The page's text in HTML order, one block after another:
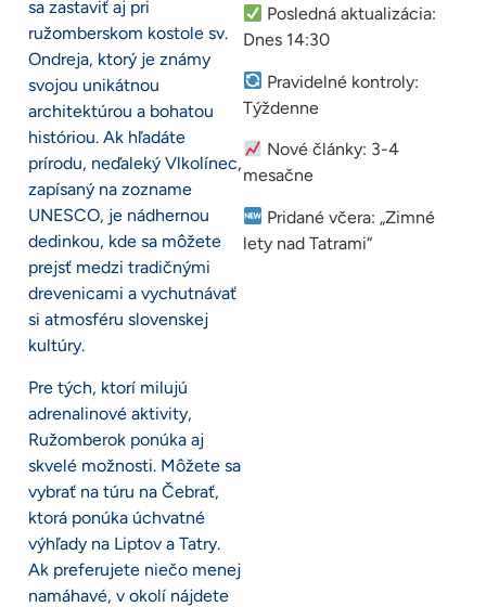
sa zastaviť aj pri
ružomberskom kostole sv.
Ondreja, ktorý je známy
svojou unikátnou
architektúrou a bohatou
históriou. Ak hľadáte
prírodu, neďaleký Vlkolínec,
zapísaný na zozname
UNESCO, je nádhernou
dedinkou, kde sa môžete
prejsť medzi tradičnými
drevenicami a vychutnávať
si atmosféru slovenskej
kultúry.
Pre tých, ktorí milujú
adrenalinové aktivity,
Ružomberok ponúka aj
skvelé možnosti. Môžete sa
vybrať na túru na Čebrať,
ktorá ponúka úchvatné
výhľady na Liptov a Tatry.
Ak preferujete niečo menej
namáhavé, v okolí nájdete
Posledná aktualizácia:
Dnes 14:30
Pravidelné kontroly:
Týždenne
Nové články: 3-4
mesačne
Pridané včera: „Zimné
lety nad Tatrami“